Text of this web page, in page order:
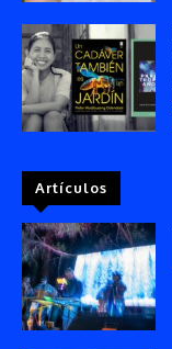
Artículos